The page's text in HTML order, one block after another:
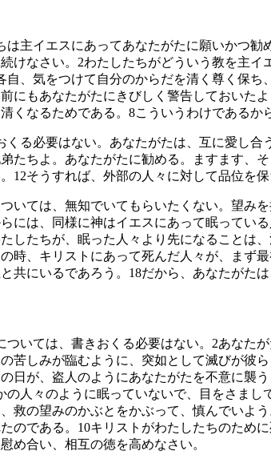
は主イエスにあってあなたがたに願いかつ
けなさい。 2わたしたちがどういう教を主イ
自、気をつけて自分のからだを清く尊く保ち、
にもあなたがたにきびしく警告しておいた
くなるためである。 8こういうわけであるか
くる必要はない。あなたがたは、互に愛し合
たちよ。あなたがたに勧める。ますます、そ
12そうすれば、外部の人々に対して品位を
いては、無知でいてもらいたくない。望み
には、同様に神はイエスにあって眠ってい
したちが、眠った人々より先になることは、
時、キリストにあって死んだ人々が、まず最
共にいるであろう。 18だから、あなたがた
いては、書きおくる必要はない。 2あなた
苦しみが臨むように、突如として滅びが彼
日が、盗人のようにあなたがたを不意に襲う
の人々のように眠っていないで、目をさまし
救の望みのかぶとをかぶって、慎んでいよう
のである。 10キリストがわたしたちのため
め合い、相互の徳を高めなさい。